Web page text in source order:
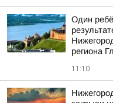
Один
региона
11:10